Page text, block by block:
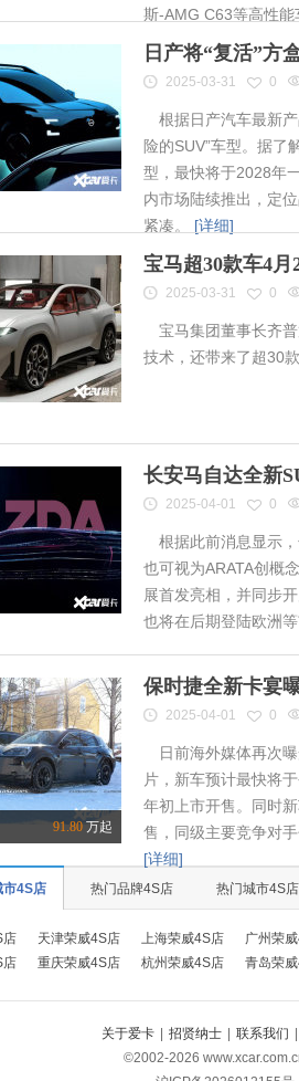
斯-AMG C63等高性能
日产将“复活”方
2025-03-31 0
根据日产汽车最新产
险的SUV”车型。据了
型，最快将于2028年
内市场陆续推出，定
紧凑。 [详细]
宝马超30款车4
2025-03-31 0
宝马集团董事长齐
技术，还带来了超30
长安马自达全新
2025-04-01 0
根据此前消息显示，
也可视为ARATA创概
展首发亮相，并同步
也将在后期登陆欧洲
91.80万起
保时捷全新卡宴
2025-04-01 0
日前海外媒体再次曝
片，新车预计最快将
年初上市开售。同时
售，同级主要竞争对
[详细]
市4S店 热门品牌4S店 热门城市4S店
店 天津荣威4S店 上海荣威4S店 广州荣
店
重庆荣威4S店 杭州荣威4S店 青岛荣
关于爱卡 | 招贤纳士 | 联系我们 |
©2002-2026